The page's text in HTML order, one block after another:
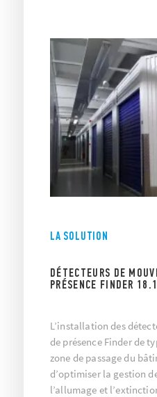
LA SOLUTION
DÉTECTEURS DE
PRÉSENCE FINDER
L’installation des
de présence Finder de
zone de passage du
d’optimiser la gestion
l’allumage et